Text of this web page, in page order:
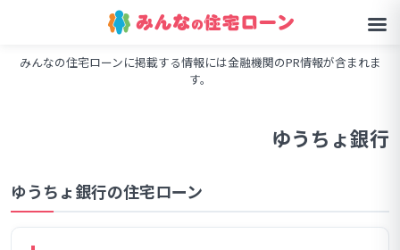
みんなの住宅ローンに掲載する情報には金融機関のPR情報が含まれま
す。
ゆうちょ銀行
ゆうちょ銀行の住宅ローン